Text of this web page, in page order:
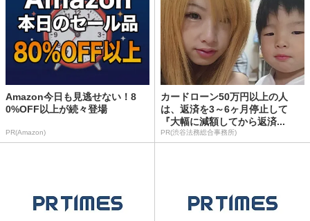
Amazon今日も見逃せない！8
0%OFF以上が続々登場
PR(Amazon)
カードローン50万円以上の人
は、返済を3～6ヶ月停止して
『大幅に減額してから返済...
PR(渋谷法務総合事務所)